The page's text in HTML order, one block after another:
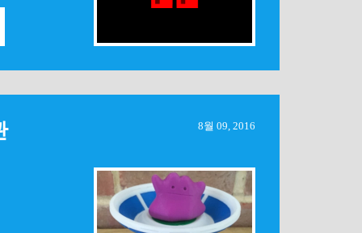
8월 09, 2016